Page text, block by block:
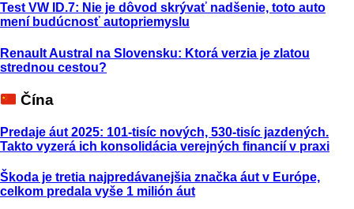
Test VW ID.7: Nie je dôvod skrývať nadšenie, toto auto
mení budúcnosť autopriemyslu
Renault Austral na Slovensku: Ktorá verzia je zlatou
strednou cestou?
Čína
Predaje áut 2025: 101-tisíc nových, 530-tisíc jazdených.
Takto vyzerá ich konsolidácia verejných financií v praxi
Škoda je tretia najpredávanejšia značka áut v Európe,
celkom predala vyše 1 milión áut